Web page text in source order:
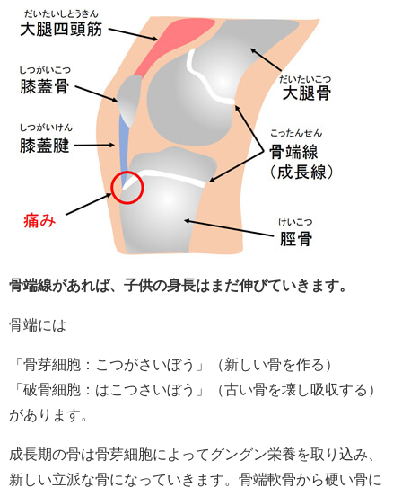
骨端線があれば、子供の身長はまだ伸びていきます。
骨端には
「骨芽細胞：こつがさいぼう」（新しい骨を作る）
「破骨細胞：はこつさいぼう」（古い骨を壊し吸収する）
があります。
成長期の骨は骨芽細胞によってグングン栄養を取り込み、
新しい立派な骨になっていきます。骨端軟骨から硬い骨に